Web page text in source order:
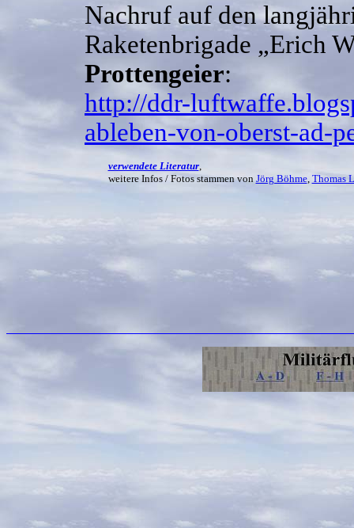
Nachruf auf den
Raketenbrigade „Erich
Prottengeier:
http://ddr-
ableben-von-oberst-ad-
verwendete Literatur,
weitere Infos / Fotos stammen von Jörg Böhme, Thomas